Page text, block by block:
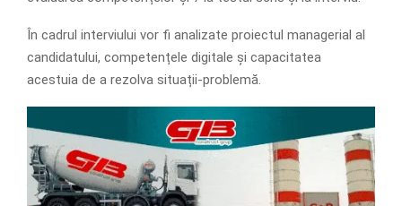
În cadrul interviului vor fi analizate proiectul managerial al
candidatului, competențele digitale și capacitatea
acestuia de a rezolva situații-problemă.